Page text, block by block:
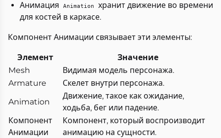
Анимация
Animation
хранит движение во времени
для костей в каркасе.
Компонент Анимации связывает эти элементы:
Элемент
Значение
Mesh
Видимая модель персонажа.
Armature
Скелет внутри персонажа.
Animation
Движение, такое как ожидание,
ходьба, бег или падение.
Компонент
Анимации
Компонент, который воспроизводит
анимацию на сущности.